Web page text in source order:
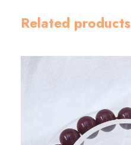
加
-
Related products